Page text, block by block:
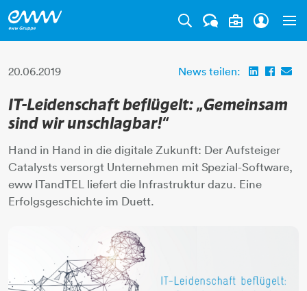
20.06.2019 News teilen:
IT-Leidenschaft beflügelt: „Gemeinsam
sind wir unschlagbar!“
Hand in Hand in die digitale Zukunft: Der Aufsteiger
Catalysts versorgt Unternehmen mit Spezial-Software,
eww ITandTEL liefert die Infrastruktur dazu. Eine
Erfolgsgeschichte im Duett.